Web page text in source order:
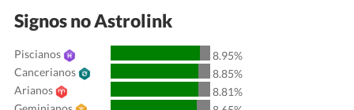
03°58'
Quiron 51'Touro
Lilith 56'Sagitário
Signos no Astrolink
Piscianos
8.95%
Cancerianos
8.85%
Arianos
8.81%